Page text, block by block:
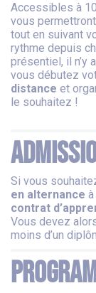
Accessibles à
vous
tout en suivant
rythme depuis
présentiel, il n’y
vous débutez
distance et
le souhaitez !
Si vous
en alternance
contrat
Vous devez
moins d’un